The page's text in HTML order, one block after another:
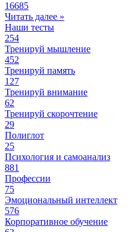
16685
Читать далее »
Наши тесты
254
Тренируй мышление
452
Тренируй память
127
Тренируй внимание
62
Тренируй скорочтение
29
Полиглот
25
Психология и самоанализ
881
Профессии
75
Эмоциональный интеллект
576
Корпоративное обучение